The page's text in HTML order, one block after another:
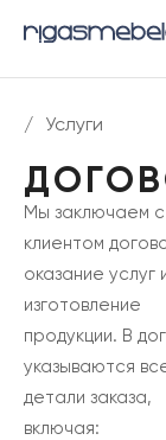
/ Услуги
Мы заключаем с
клиентом
оказание услуг
изготовление
продукции. В
указываются
детали заказа,
включая: